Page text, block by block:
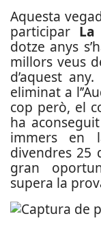
Aquesta
participar La
dotze anys
millors veus
d’aquest
eliminat a
cop però, el
ha
immers en
divendres 25
gran
supera la